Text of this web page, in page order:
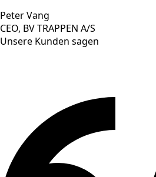
Peter Vang
CEO, BV TRAPPEN A/S
Unsere Kunden sagen